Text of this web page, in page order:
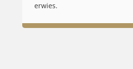
erwies.